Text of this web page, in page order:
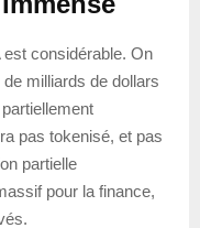
est considérable. On
milliards de dollars
pas tokenisé, et pas
partielle
pour la finance,